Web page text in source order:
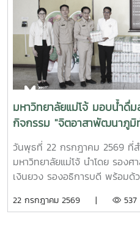
และสังคมอย่างยั่งยืนรางวัล
Scholarship Alumni
เก่าผู้ได้รับทุนการศึกษาระดับ
นำองค์ความรู้ ประสบการณ์ แ
ไปสร้างคุณประโยชน์ต่อองค์กร ชุ
ตะวันออกเฉียงใต้ ตลอดจนเป็น
ปรัชญาของ SEARCA ผ่านควา
สาธารณะ และการอุทิศตนเพื่อส่
รางวัลครอบคลุมผลงานสำคัญ
(Teaching) การวิจัย
พัฒนาชุมชน (Public Service
Development) และธุรกิจการเก
กับผลงานที่สามารถสร้างผลกระ
มหาวิทยาลัยแม่โจ้ มอบน้ำดื่
กิจกรรม "จิตอาสาพัฒนาภูมิ
อำเภอสันทราย
วันพุธที่ 22 กรกฎาคม 2569 ที่
มหาวิทยาลัยแม่โจ้ นำโดย รอง
เงินยวง รองอธิการบดี พร้อมด้
จำนวน 100 แพ็ค เพื่อใช้ในกิจก
22 กรกฎาคม 2569 | 537